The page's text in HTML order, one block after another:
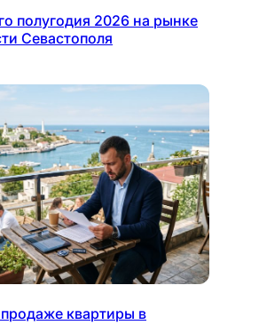
полугодия 2026 на рынке
Севастополя
квартиры в